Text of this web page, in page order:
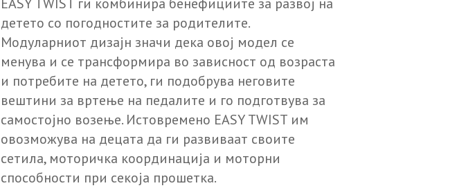
EASY TWIST ги комбинира бенефициите за развој на
детето со погодностите за родителите.
Модуларниот дизајн значи дека овој модел се
менува и се трансформира во зависност од возраста
и потребите на детето, ги подобрува неговите
вештини за вртење на педалите и го подготвува за
самостојно возење. Истовремено EASY TWIST им
овозможува на децата да ги развиваат своите
сетила, моторичка координација и моторни
способности при секоја прошетка.